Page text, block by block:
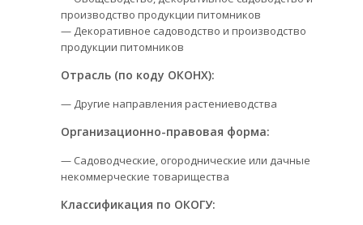
производство продукции питомников
— Декоративное садоводство и производство
продукции питомников
Отрасль (по коду ОКОНХ):
— Другие направления растениеводства
Организационно-правовая форма:
— Садоводческие, огороднические или дачные
некоммерческие товарищества
Классификация по ОКОГУ: